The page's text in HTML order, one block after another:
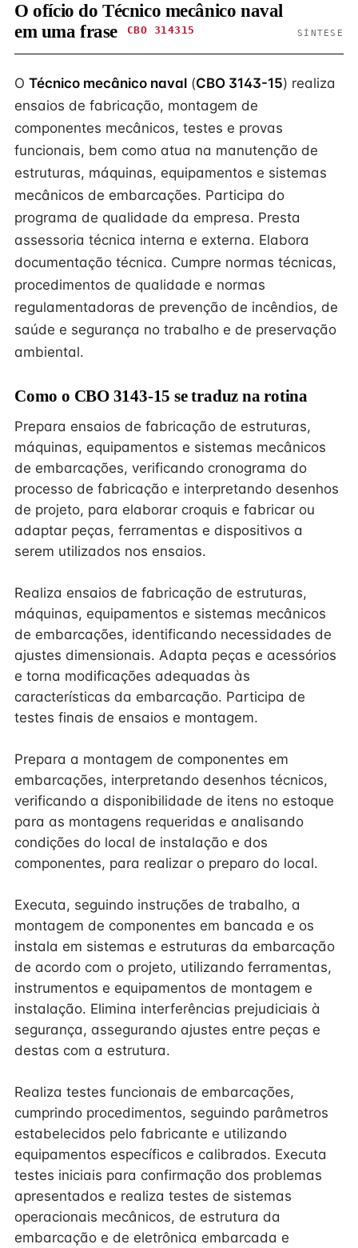
O ofício do Técnico mecânico naval
em uma frase
CBO 314315 SÍNTESE
O Técnico mecânico naval (CBO 3143-15) realiza
ensaios de fabricação, montagem de
componentes mecânicos, testes e provas
funcionais, bem como atua na manutenção de
estruturas, máquinas, equipamentos e sistemas
mecânicos de embarcações. Participa do
programa de qualidade da empresa. Presta
assessoria técnica interna e externa. Elabora
documentação técnica. Cumpre normas técnicas,
procedimentos de qualidade e normas
regulamentadoras de prevenção de incêndios, de
saúde e segurança no trabalho e de preservação
ambiental.
Como o CBO 3143-15 se traduz na rotina
Prepara ensaios de fabricação de estruturas,
máquinas, equipamentos e sistemas mecânicos
de embarcações, verificando cronograma do
processo de fabricação e interpretando desenhos
de projeto, para elaborar croquis e fabricar ou
adaptar peças, ferramentas e dispositivos a
serem utilizados nos ensaios.
Realiza ensaios de fabricação de estruturas,
máquinas, equipamentos e sistemas mecânicos
de embarcações, identificando necessidades de
ajustes dimensionais. Adapta peças e acessórios
e torna modificações adequadas às
características da embarcação. Participa de
testes finais de ensaios e montagem.
Prepara a montagem de componentes em
embarcações, interpretando desenhos técnicos,
verificando a disponibilidade de itens no estoque
para as montagens requeridas e analisando
condições do local de instalação e dos
componentes, para realizar o preparo do local.
Executa, seguindo instruções de trabalho, a
montagem de componentes em bancada e os
instala em sistemas e estruturas da embarcação
de acordo com o projeto, utilizando ferramentas,
instrumentos e equipamentos de montagem e
instalação. Elimina interferências prejudiciais à
segurança, assegurando ajustes entre peças e
destas com a estrutura.
Realiza testes funcionais de embarcações,
cumprindo procedimentos, seguindo parâmetros
estabelecidos pelo fabricante e utilizando
equipamentos específicos e calibrados. Executa
testes iniciais para confirmação dos problemas
apresentados e realiza testes de sistemas
operacionais mecânicos, de estrutura da
embarcação e de eletrônica embarcada e